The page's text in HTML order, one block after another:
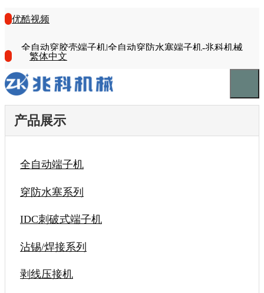
优酷视频
全自动穿胶壳端子机|全自动穿防水塞端子机-兆科机械
繁体中文
产品展示
全自动端子机
穿防水塞系列
IDC刺破式端子机
沾锡/焊接系列
剥线压接机